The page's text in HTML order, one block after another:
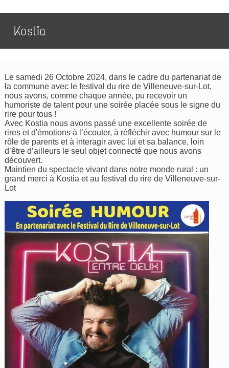
Kostia
Le samedi 26 Octobre 2024, dans le cadre du partenariat de
la commune avec le festival du rire de Villeneuve-sur-Lot,
nous avons, comme chaque année, pu recevoir un
humoriste de talent pour une soirée placée sous le signe du
rire pour tous !
Avec Kostia nous avons passé une excellente soirée de
rires et d'émotions à l’écouter, à réfléchir avec humour sur le
rôle de parents et à interagir avec lui et sa balance, loin
d’être d’ailleurs le seul objet connecté que nous avons
découvert.
Maintien du spectacle vivant dans notre monde rural : un
grand merci à Kostia et au festival du rire de Villeneuve-sur-
Lot